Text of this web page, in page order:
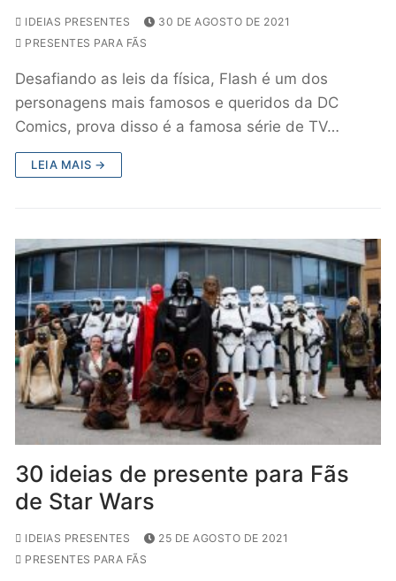
IDEIAS PRESENTES
30 DE AGOSTO DE 2021
PRESENTES PARA FÃS
Desafiando as leis da física, Flash é um dos
personagens mais famosos e queridos da DC
Comics, prova disso é a famosa série de TV…
LEIA MAIS →
30 ideias de presente para Fãs
de Star Wars
IDEIAS PRESENTES
25 DE AGOSTO DE 2021
PRESENTES PARA FÃS